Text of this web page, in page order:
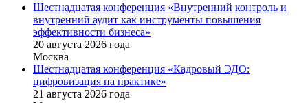
Шестнадцатая конференция «Внутренний контроль и
внутренний аудит как инструменты повышения
эффективности бизнеса»
20 августа 2026 года
Москва
Шестнадцатая конференция «Кадровый ЭДО:
цифровизация на практике»
21 августа 2026 года